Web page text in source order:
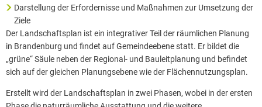
Darstellung der Erfordernisse und Maßnahmen zur Umsetzung der
Ziele
Der Landschaftsplan ist ein integrativer Teil der räumlichen Planung
in Brandenburg und findet auf Gemeindeebene statt. Er bildet die
„grüne“ Säule neben der Regional- und Bauleitplanung und befindet
sich auf der gleichen Planungsebene wie der Flächennutzungsplan.
Erstellt wird der Landschaftsplan in zwei Phasen, wobei in der ersten